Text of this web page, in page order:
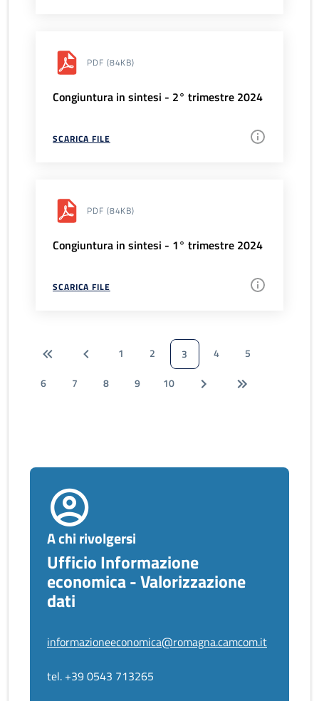
PDF (84KB)
Congiuntura in sintesi - 2° trimestre 2024
SCARICA FILE
PDF (84KB)
Congiuntura in sintesi - 1° trimestre 2024
SCARICA FILE
1 2 3 4
5
6
7 8 9 10
A chi rivolgersi
Ufficio Informazione
economica - Valorizzazione
dati
informazioneeconomica@romagna.camcom.it
tel. +39 0543 713265